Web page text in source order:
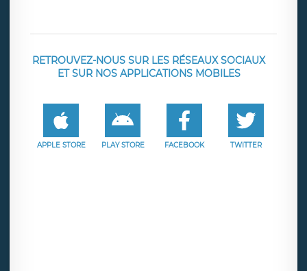
RETROUVEZ-NOUS SUR LES RÉSEAUX SOCIAUX
ET SUR NOS APPLICATIONS MOBILES
APPLE STORE PLAY STORE FACEBOOK TWITTER